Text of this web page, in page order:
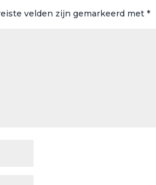
velden zijn gemarkeerd met*